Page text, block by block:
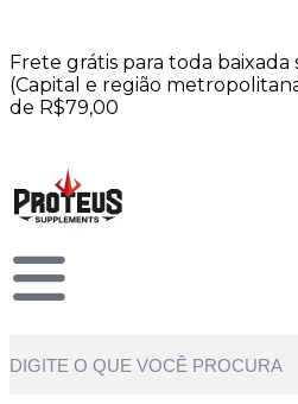
Frete grátis para toda baixada
(Capital e região
de R$79,00